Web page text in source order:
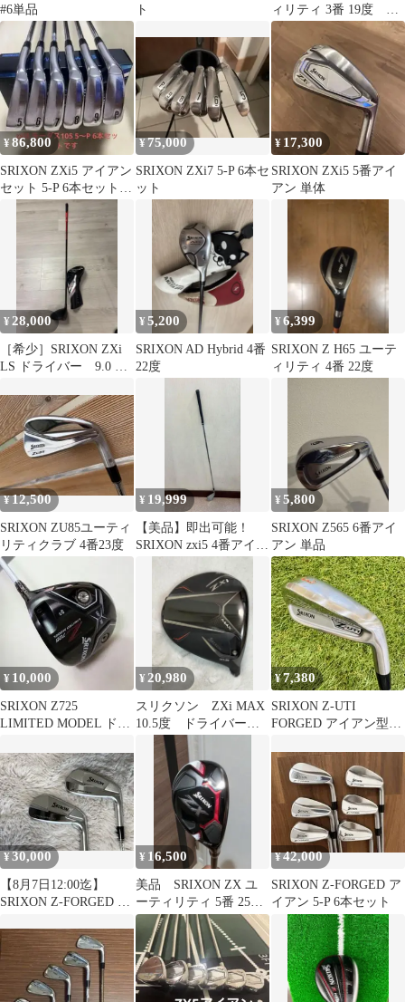
#6単品
ト
ィリティ 3番 19度 ヘ
ッドのみ スリクソン
¥86,800
SRIXON ZXi5 アイアン
セット 5-P 6本セット
モーダス105S
¥75,000
SRIXON ZXi7 5-P 6本セ
ット
¥ 17,300
SRIXON ZXi5 5番アイ
アン 単体
¥ 28,000
［希少］SRIXON ZXi
LS ドライバー 9.0 シ
¥5,200
SRIXON AD Hybrid 4番
22度
¥6,399
SRIXON Z H65 ユーテ
ィリティ 4番 22度
¥12,500
SRIXON ZU85ユーティ
リティクラブ 4番23度
¥ 19,999
【美品】即出可能！
SRIXON zxi5 4番アイア
¥5,800
SRIXON Z565 6番アイ
アン 単品
¥ 10,000
SRIXON Z725
LIMITED MODEL ドラ
¥20,980
スリクソン ZXi MAX
10.5度 ドライバーヘ
¥7,380
SRIXON Z-UTI
FORGED アイアン型ユ
¥30,000
【8月7日12:00迄】
SRIXON Z-FORGED II
¥ 16,500
美品 SRIXON ZX ユ
ーティリティ 5番 25
度 カスタムシャフト
付き
¥42,000
SRIXON Z-FORGED ア
イアン 5-P 6本セット